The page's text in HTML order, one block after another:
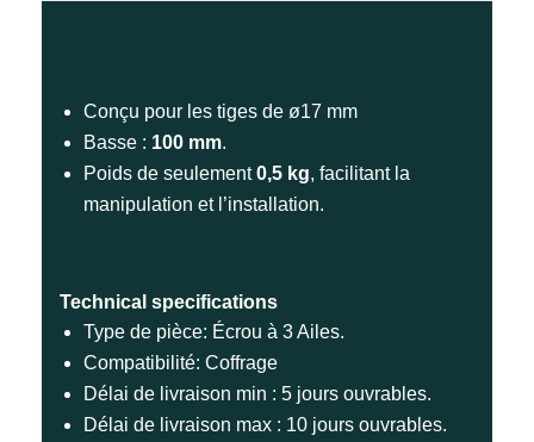
Conçu pour les tiges de ø17 mm
Basse : 100 mm.
Poids de seulement0,5 kg, facilitant la
manipulation et l’installation.
Technical specifications
Type de pièce: Écrou à 3 Ailes.
Compatibilité: Coffrage
Délai de livraison min : 5 jours ouvrables.
Délai de livraison max : 10 jours ouvrables.